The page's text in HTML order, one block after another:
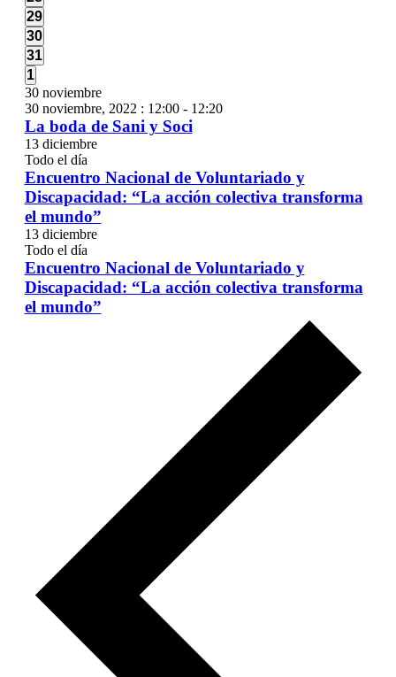
eventos,
0
eventos,
29
0
eventos,
30
0
eventos,
31
0
eventos,
1
30 noviembre
30 noviembre, 2022 : 12:00- 12:20
La boda de Sani y Soci
13 diciembre
Todo el día
Encuentro Nacional de Voluntariado y
Discapacidad: “La acción colectiva transforma
el mundo”
13 diciembre
Todo el día
Encuentro Nacional de Voluntariado y
Discapacidad: “La acción colectiva transforma
el mundo”